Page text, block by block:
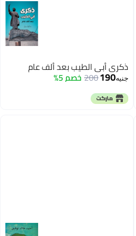
ذكري أبي الطيب بعد ألف عام
جنيه190
200 خصم 5%